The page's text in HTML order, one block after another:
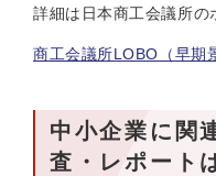
詳細は日本商工会議所の
商工会議所LOBO（早期
中小企業に関
査・レポート